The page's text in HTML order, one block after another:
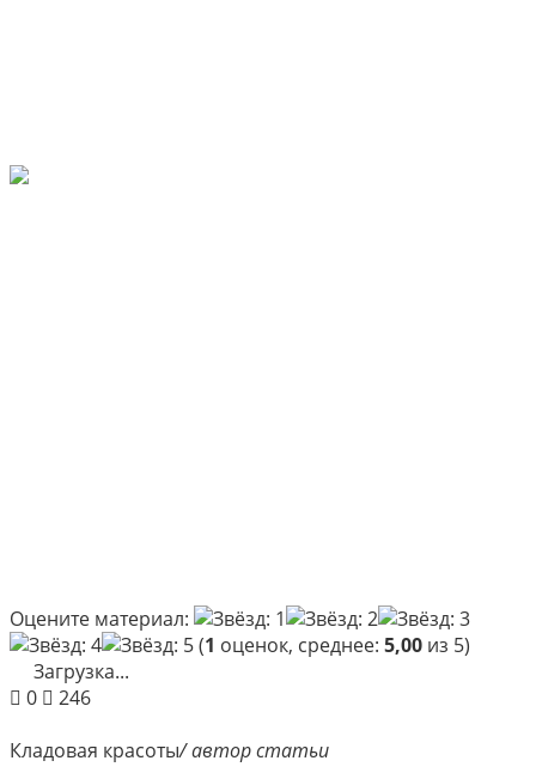
Оцените материал:
(1 оценок, среднее: 5,00 из 5)
Загрузка...
0
246
Кладовая красоты/ автор статьи